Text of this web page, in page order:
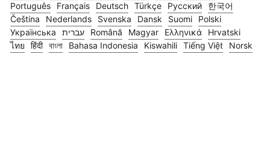
Português
Français Deutsch Türkçe Русский
한국어
Čeština
Nederlands Svenska Dansk Suomi
Polski
Українська
עברית Română Magyar Ελληνικά
Hrvatski
ไทย
हिंदी বাংলা Bahasa Indonesia Kiswahili Tiếng Việt Norsk